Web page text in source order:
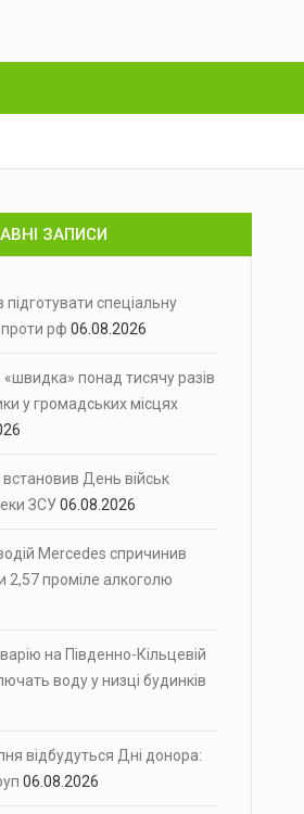
ЗАПИСИ
спеціальну
проти рф 06.08.2026
«швидка» понад тисячу разів
у громадських місцях
День військ
ЗСУ06.08.2026
Mercedes спричинив
2,57 проміле алкоголю
на Південно-Кільцевій
воду у низці будинків
відбудуться Дні донора:
06.08.2026